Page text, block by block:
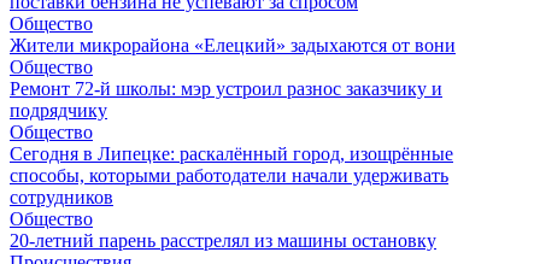
Общество
Жители микрорайона «Елецкий» задыхаются от вони
Общество
Ремонт 72‑й школы: мэр устроил разнос заказчику и
подрядчику
Общество
Сегодня в Липецке: раскалённый город, изощрённые
способы, которыми работодатели начали удерживать
сотрудников
Общество
20-летний парень расстрелял из машины остановку